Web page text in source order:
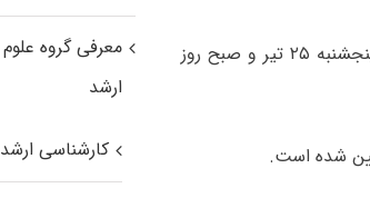
صبح و عصر روز پنجشنبه ۲۵ تیر و صبح روز
معرفی گروه
ارشد
کارشناسی